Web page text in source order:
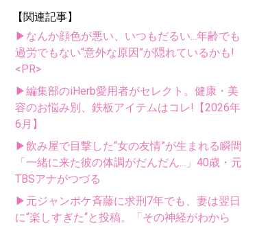
【関連記事】
▶なんか顔色が悪い、いつもだるい...年齢でも
過労でもない“意外な原因”が隠れているかも!
<PR>
▶編集部のiHerb愛用者がセレクト。健康・美
容のお悩み別、鉄板アイテムはコレ!【2026年
6月】
▶飲み屋で目撃した“女の友情”が生まれる瞬間
「一緒に来た彼の体調がだんだん...」40歳・元
TBSアナがつづる
▶元ジャンポケ斉藤に求刑7年でも、妻は翌日
に“楽しすぎた“と投稿。「その神経がわから